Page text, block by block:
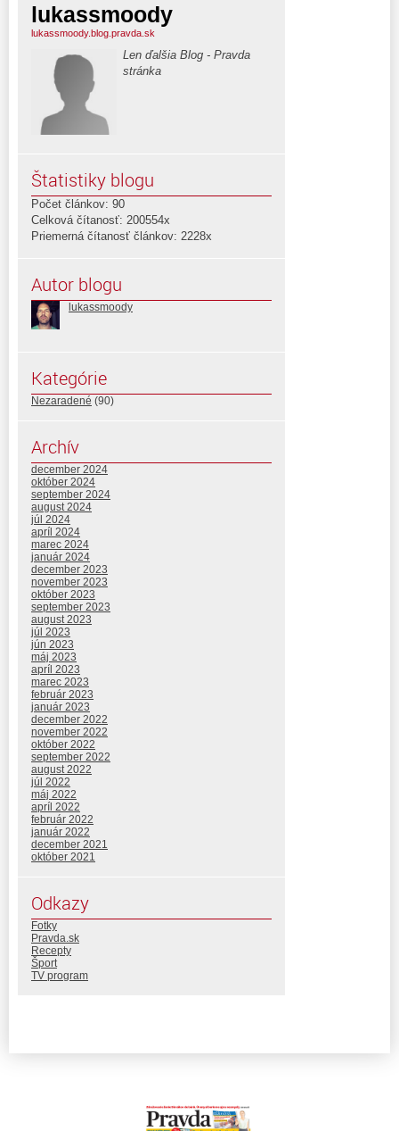
lukassmoody
lukassmoody.blog.pravda.sk
Len ďalšia Blog - Pravda
stránka
Štatistiky blogu
Počet článkov: 90
Celková čítanosť: 200554x
Priemerná čítanosť článkov: 2228x
Autor blogu
lukassmoody
Kategórie
Nezaradené (90)
Archív
december 2024
október 2024
september 2024
august 2024
júl 2024
apríl 2024
marec 2024
január 2024
december 2023
november 2023
október 2023
september 2023
august 2023
júl 2023
jún 2023
máj 2023
apríl 2023
marec 2023
február 2023
január 2023
december 2022
november 2022
október 2022
september 2022
august 2022
júl 2022
máj 2022
apríl 2022
február 2022
január 2022
december 2021
október 2021
Odkazy
Fotky
Pravda.sk
Recepty
Šport
TV program